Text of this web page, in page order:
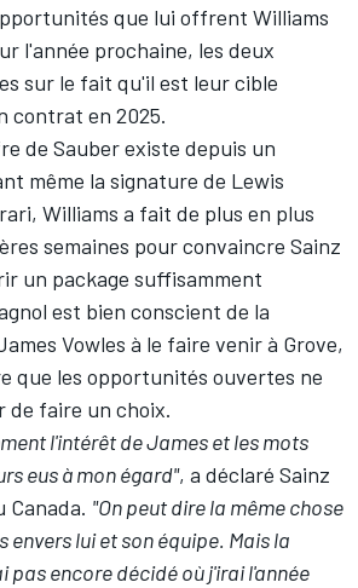
que lui offrent Williams
l'année prochaine, les deux
sur le fait qu'il est leur cible
contrat en 2025.
de Sauber existe depuis un
même la signature de Lewis
Williams a fait de plus en plus
semaines pour convaincre Sainz
un package suffisamment
est bien conscient de la
Vowles à le faire venir à Grove,
que les opportunités ouvertes ne
de faire un choix.
l'intérêt de James et les mots
eus à mon égard", a déclaré Sainz
Canada. "On peut dire la même chose
envers lui et son équipe. Mais la
pas encore décidé où j'irai l'année